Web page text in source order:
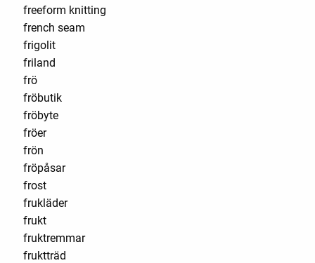
freeform knitting
french seam
frigolit
friland
frö
fröbutik
fröbyte
fröer
frön
fröpåsar
frost
frukläder
frukt
fruktremmar
fruktträd